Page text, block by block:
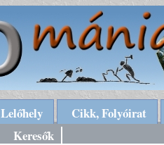
Lelőhely
Cikk, Folyóirat
Keresők